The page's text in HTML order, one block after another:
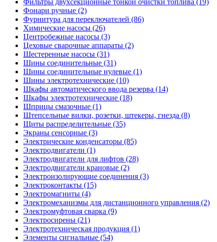
Фонари ручные (2)
Фурнитура для переключателей (86)
Химические насосы (26)
Центробежные насосы (3)
Цеховые сварочные аппараты (2)
Шестеренные насосы (31)
Шины соединительные (31)
Шины соединительные нулевые (1)
Шины электротехнические (10)
Шкафы автоматического ввода резерва (14)
Шкафы электротехнические (18)
Шприцы смазочные (1)
Штепсельные вилки, розетки, штекеры, гнезда (8)
Щиты распределительные (35)
Экраны сенсорные (3)
Электрические конденсаторы (85)
Электродвигатели (1)
Электродвигатели для лифтов (28)
Электродвигатели крановые (2)
Электроизолирующие соединения (3)
Электроконтакты (15)
Электромагниты (4)
Электромеханизмы для дистанционного управления (2)
Электромуфтовая сварка (9)
Электросирены (21)
Электротехническая продукция (1)
Элементы сигнальные (54)